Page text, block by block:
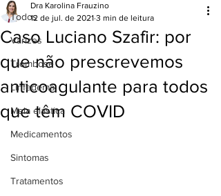
Todos
Varizes
Trombose
Linfedema
Meia elástica
Medicamentos
Sintomas
Tratamentos
Caso Luciano Szafir: por
que não prescrevemos
anticoagulante para todos
que têm COVID
Dra Karolina Frauzino
12 de jul. de 2021 3 min de leitura